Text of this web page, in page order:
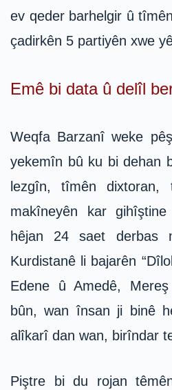
ev qeder barhelgir û
çadirkên 5 partiyên xwe
Emê bi data û delîl
Weqfa Barzanî weke
yekemîn bû ku bi dehan
lezgîn, tîmên dixtoran,
makîneyên kar gihîştine
hêjan 24 saet derbas
Kurdistanê li bajarên
Edene û Amedê,
bûn, wan însan ji binê
alîkarî dan wan, birîndar
Piştre bi du rojan